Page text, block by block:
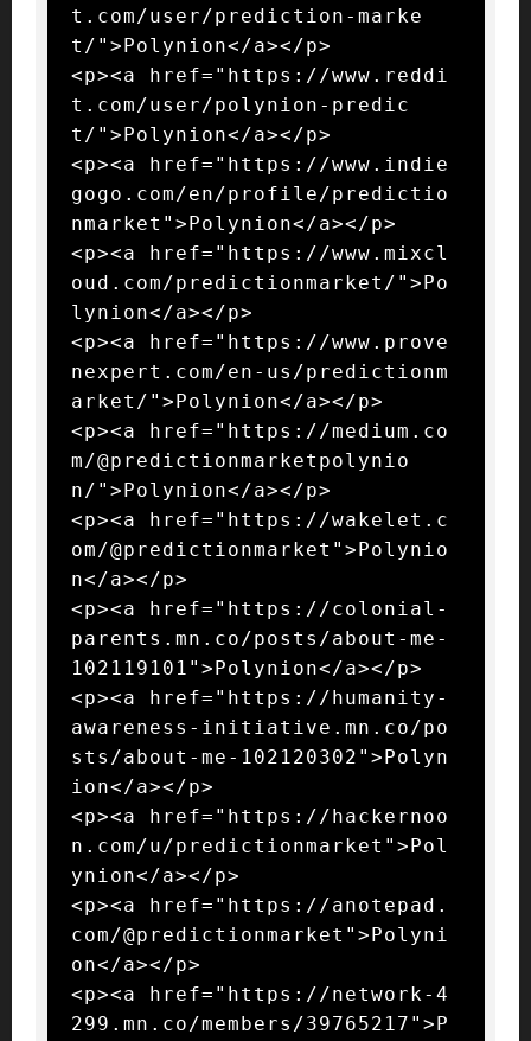
t.com/user/prediction-marke
t/">Polynion</a></p>
<p><a href="https://www.reddi
t.com/user/polynion-predic
t/">Polynion</a></p>
<p><a href="https://www.indie
gogo.com/en/profile/predictio
nmarket">Polynion</a></p>
<p><a href="https://www.mixcl
oud.com/predictionmarket/">Po
lynion</a></p>
<p><a href="https://www.prove
nexpert.com/en-us/predictionm
arket/">Polynion</a></p>
<p><a href="https://medium.co
m/@predictionmarketpolynio
n/">Polynion</a></p>
<p><a href="https://wakelet.c
om/@predictionmarket">Polynio
n</a></p>
<p><a href="https://colonial-
parents.mn.co/posts/about-me-
102119101">Polynion</a></p>
<p><a href="https://humanity-
awareness-initiative.mn.co/po
sts/about-me-102120302">Polyn
ion</a></p>
<p><a href="https://hackernoo
n.com/u/predictionmarket">Pol
ynion</a></p>
<p><a href="https://anotepad.
com/@predictionmarket">Polyni
on</a></p>
<p><a href="https://network-4
299.mn.co/members/39765217">P